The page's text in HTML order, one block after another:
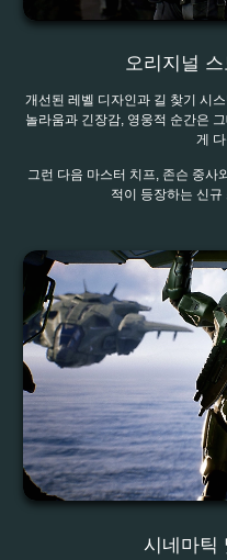
오리지널
개선된 레벨 디자인과 길 찾기 시
놀라움과 긴장감, 영웅적 순간은
게
그런 다음 마스터 치프, 존슨 중사
적이 등장하는 신
시네마틱